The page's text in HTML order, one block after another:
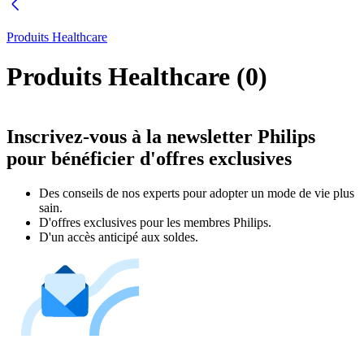
Produits Healthcare
Produits Healthcare (0)
Inscrivez-vous à la newsletter Philips
pour bénéficier d'offres exclusives
Des conseils de nos experts pour adopter un mode de vie plus
sain.
D'offres exclusives pour les membres Philips.
D'un accès anticipé aux soldes.